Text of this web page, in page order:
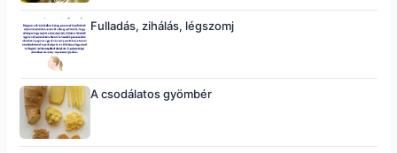
Fulladás, zihálás, légszomj
A csodálatos gyömbér